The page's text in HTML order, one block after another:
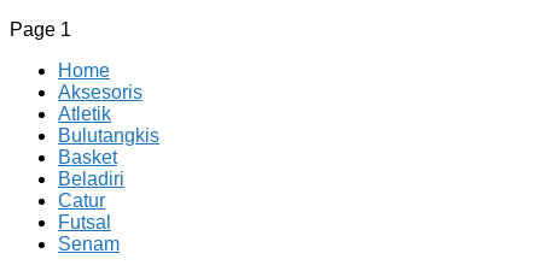
Page 1
Home
Aksesoris
Atletik
Bulutangkis
Basket
Beladiri
Catur
Futsal
Senam